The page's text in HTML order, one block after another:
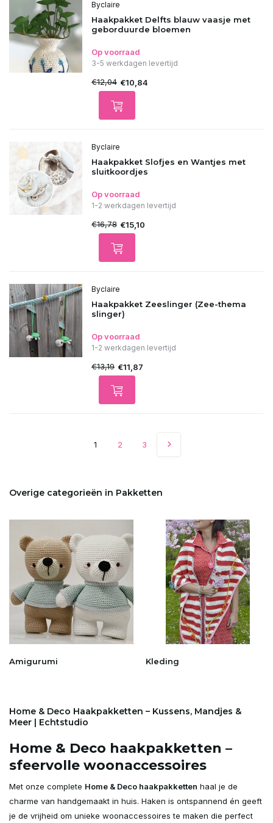
Byclaire
Haakpakket Delfts blauw vaasje met
geborduurde bloemen
Op voorraad
3-5 werkdagen levertijd
€12,04 €10,84
Byclaire
Haakpakket Slofjes en Wantjes met
sluitkoordjes
Op voorraad
1-2 werkdagen levertijd
€16,78 €15,10
Byclaire
Haakpakket Zeeslinger (Zee-thema
slinger)
Op voorraad
1-2 werkdagen levertijd
€13,19 €11,87
1 2 3
Overige categorieën in Pakketten
Amigurumi Kleding
Home & Deco Haakpakketten – Kussens, Mandjes &
Meer | Echtstudio
Home & Deco haakpakketten –
sfeervolle woonaccessoires
Met onze complete Home & Deco haakpakketten haal je de
charme van handgemaakt in huis. Haken is ontspannend én geeft
je de vrijheid om unieke woonaccessoires te maken die perfect